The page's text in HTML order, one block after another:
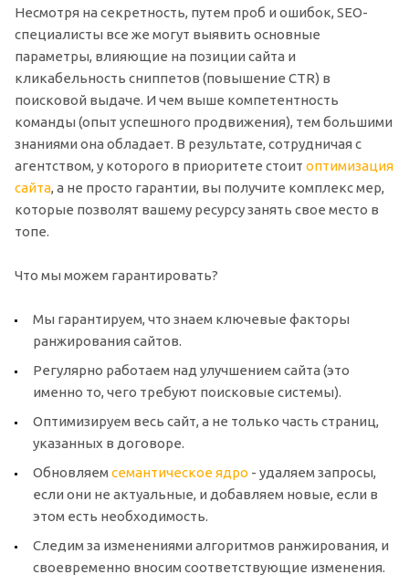
Несмотря на секретность, путем проб и ошибок, SEO-
специалисты все же могут выявить основные
параметры, влияющие на позиции сайта и
кликабельность сниппетов (повышение CTR) в
поисковой выдаче. И чем выше компетентность
команды (опыт успешного продвижения), тем большими
знаниями она обладает. В результате, сотрудничая с
агентством, у которого в приоритете стоит оптимизация
сайта, а не просто гарантии, вы получите комплекс мер,
которые позволят вашему ресурсу занять свое место в
топе.
Что мы можем гарантировать?
Мы гарантируем, что знаем ключевые факторы
ранжирования сайтов.
Регулярно работаем над улучшением сайта (это
именно то, чего требуют поисковые системы).
Оптимизируем весь сайт, а не только часть страниц,
указанных в договоре.
Обновляем семантическое ядро - удаляем запросы,
если они не актуальные, и добавляем новые, если в
этом есть необходимость.
Следим за изменениями алгоритмов ранжирования, и
своевременно вносим соответствующие изменения.